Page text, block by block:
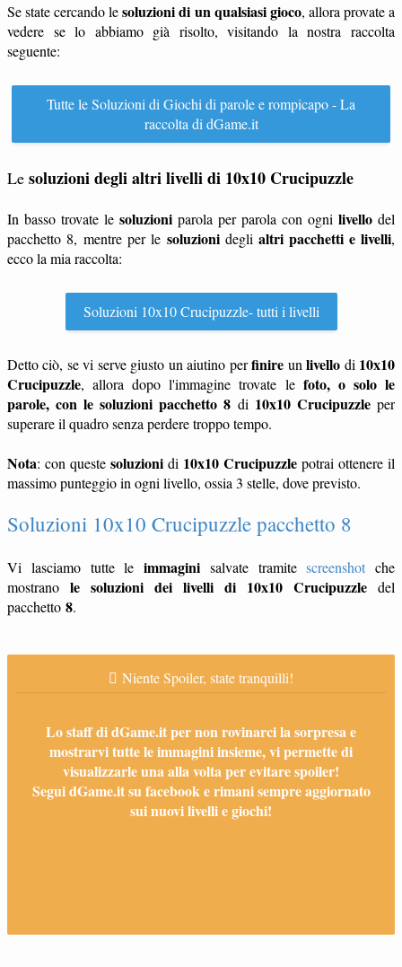
Se state cercando lesoluzioni di un qualsiasi gioco, allora provate a
vedere se lo abbiamo già risolto, visitando la nostra raccolta
seguente:
Tutte le Soluzioni di Giochi di parole e rompicapo - La
raccolta di dGame.it
Le soluzioni degli altri livelli di 10x10 Crucipuzzle
In basso trovate le soluzioni parola per parola con ogni livello del
pacchetto 8, mentre per le soluzionidegli altri pacchetti e livelli,
ecco la mia raccolta:
Soluzioni 10x10 Crucipuzzle- tutti i livelli
Detto ciò, se vi serve giusto un aiutino perfinire unlivello di 10x10
Crucipuzzle, allora dopo l'immagine trovate le foto, o solo le
parole, con le soluzioni pacchetto 8 di 10x10 Crucipuzzle per
superare il quadro senza perdere troppo tempo.
Nota: con queste soluzioni di 10x10 Crucipuzzle potrai ottenere il
massimo punteggio in ogni livello, ossia 3 stelle, dove previsto.
Soluzioni 10x10 Crucipuzzle pacchetto 8
Vi lasciamo tutte le immagini salvate tramitescreenshot che
mostrano le soluzioni dei livelli di 10x10 Crucipuzzle del
pacchetto 8.
Niente Spoiler, state tranquilli!
Lo staff di dGame.it per non rovinarci la sorpresa e
mostrarvi tutte le immagini insieme, vi permette di
visualizzarle una alla volta per evitare spoiler!
Segui dGame.it su facebook e rimani sempre aggiornato
sui nuovi livelli e giochi!